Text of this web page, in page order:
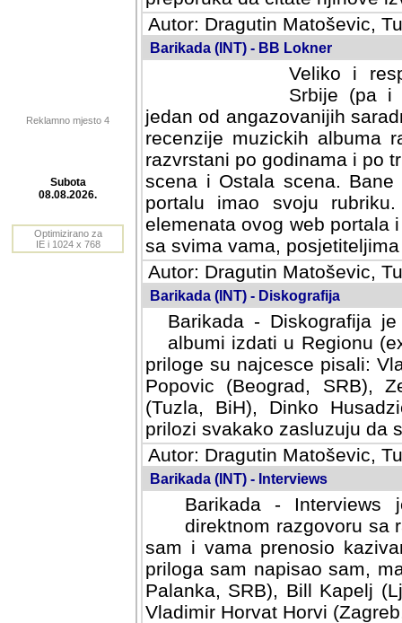
Reklamno mjesto 4
Autor: Dragutin Matoševic,
Barikada (INT) - BB Lokner
Veliko i
Srbije (pa i
jedan od angazovanijih
recenzije muzickih albuma
razvrstani po godinama i po
scena i Ostala scena.
portalu imao svoju
elemenata ovog web portala
sa svima vama,
Autor: Dragutin Matoševic,
Barikada (INT) - Diskografija
Barikada - Diskografija
albumi izdati u Regionu
priloge su najcesce pisali:
Popovic (Beograd, SRB),
(Tuzla, BiH), Dinko
prilozi svakako zasluzuju da
Autor: Dragutin Matoševic,
Barikada (INT) - Interviews
Barikada -
direktnom razgovoru sa
sam i vama prenosio
priloga sam napisao sam,
Palanka, SRB), Bill Kapelj
Vladimir Horvat Horvi